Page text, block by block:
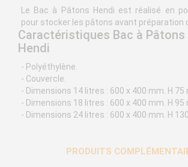
Le Bac à Pâtons Hendi est réalisé en
pour stocker les pâtons avant préparation
Caractéristiques Bac à Pâtons
Hendi
- Polyéthylène.
- Couvercle.
- Dimensions 14 litres : 600 x 400 mm. H 75
- Dimensions 18 litres : 600 x 400 mm. H 95
- Dimensions 24 litres : 600 x 400 mm. H
PRODUITS